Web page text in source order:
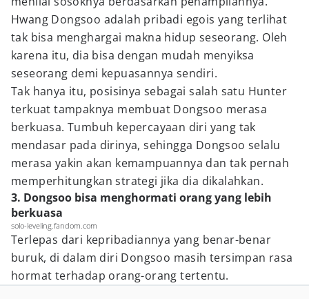
Hwang Dongsoo adalah pribadi egois yang terlihat
tak bisa menghargai makna hidup seseorang. Oleh
karena itu, dia bisa dengan mudah menyiksa
seseorang demi kepuasannya sendiri.
Tak hanya itu, posisinya sebagai salah satu Hunter
terkuat tampaknya membuat Dongsoo merasa
berkuasa. Tumbuh kepercayaan diri yang tak
mendasar pada dirinya, sehingga Dongsoo selalu
merasa yakin akan kemampuannya dan tak pernah
memperhitungkan strategi jika dia dikalahkan.
3. Dongsoo bisa menghormati orang yang lebih
berkuasa
solo-leveling.fandom.com
Terlepas dari kepribadiannya yang benar-benar
buruk, di dalam diri Dongsoo masih tersimpan rasa
hormat terhadap orang-orang tertentu.